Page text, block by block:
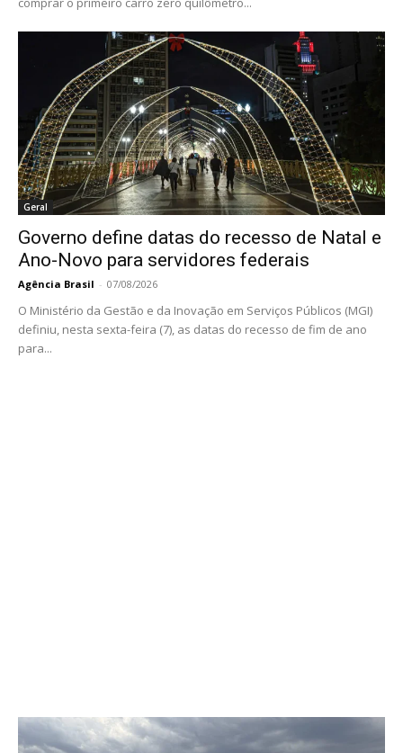
Geral
Governo define datas do recesso de Natal e
Ano-Novo para servidores federais
Agência Brasil - 07/08/2026
O Ministério da Gestão e da Inovação em Serviços Públicos (MGI)
definiu, nesta sexta-feira (7), as datas do recesso de fim de ano
para...